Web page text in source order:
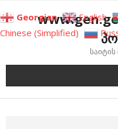
to
content
Georgian English
Chinese (Simplified)